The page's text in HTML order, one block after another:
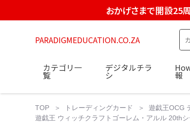
おかげさまで開設25
PARADIGMEDUCATION.CO.ZA
カテゴリ一
覧
デジタルチラ
シ 報
TOP トレーディングカード
遊戯王OCG
遊戯王 ウィッチクラフトゴーレム・アルル 20th